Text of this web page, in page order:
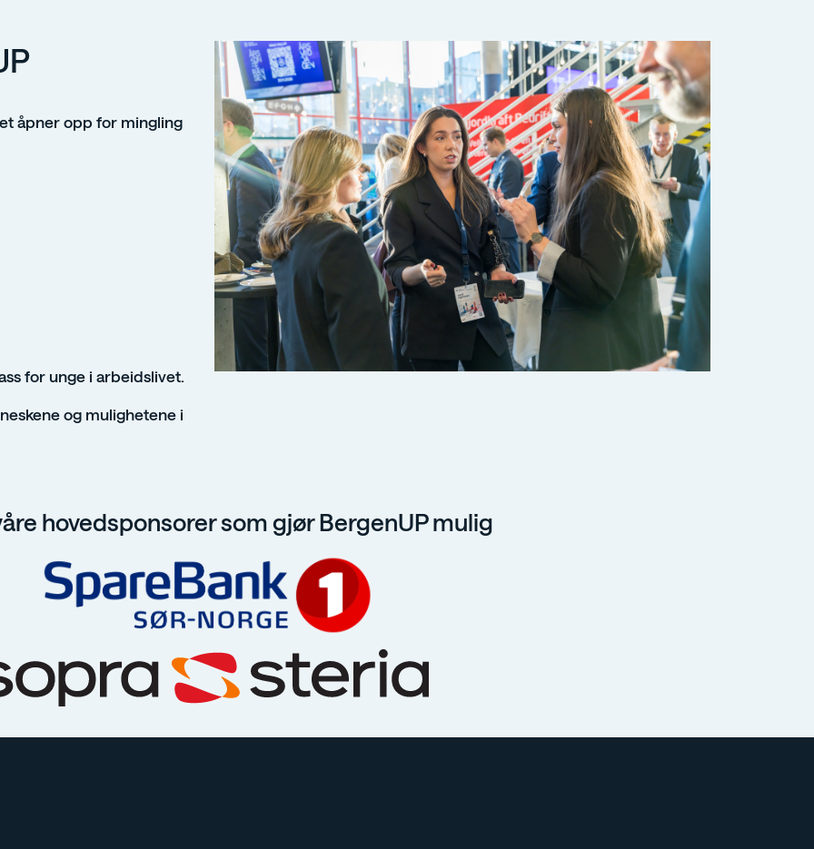
åpner opp for mingling
for unge i arbeidslivet.
og mulighetene i
hovedsponsorer som gjør BergenUP mulig